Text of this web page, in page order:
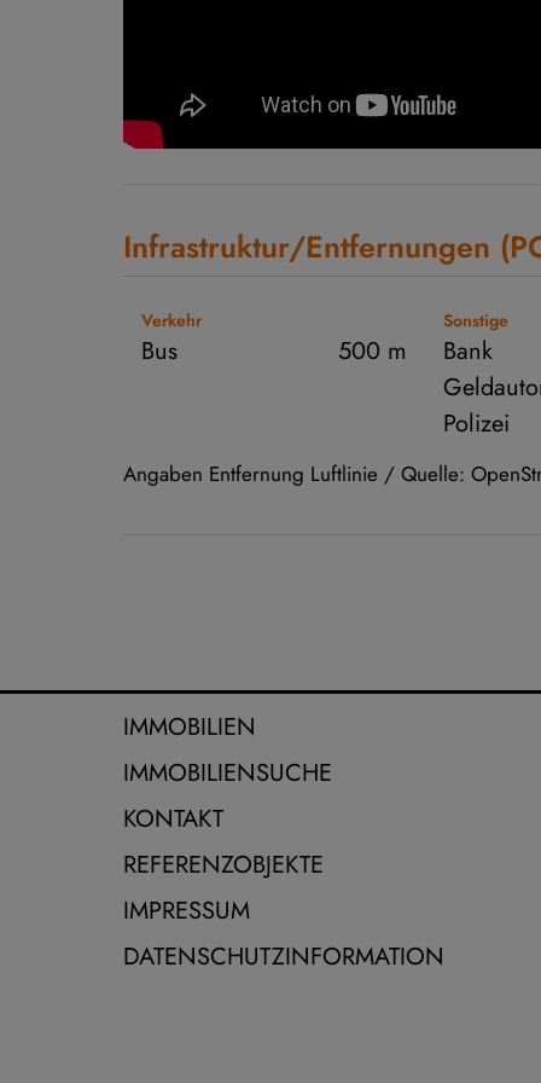
Infrastruktur/Entfernungen
Verkehr
Bus 500 m
Sonstige
Bank
Polizei
Angaben Entfernung Luftlinie / Quelle:
IMMOBILIEN
IMMOBILIENSUCHE
KONTAKT
REFERENZOBJEKTE
IMPRESSUM
DATENSCHUTZINFORMATION